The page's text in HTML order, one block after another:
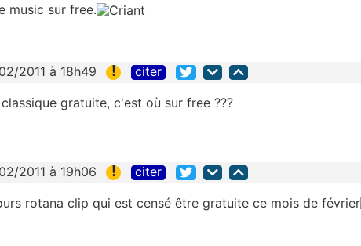
music sur free.
2011 à 18h49 ! citer
gratuite, c'est où sur free ???
2011 à 19h06 ! citer
rotana clip qui est censé être gratuite ce mois de février